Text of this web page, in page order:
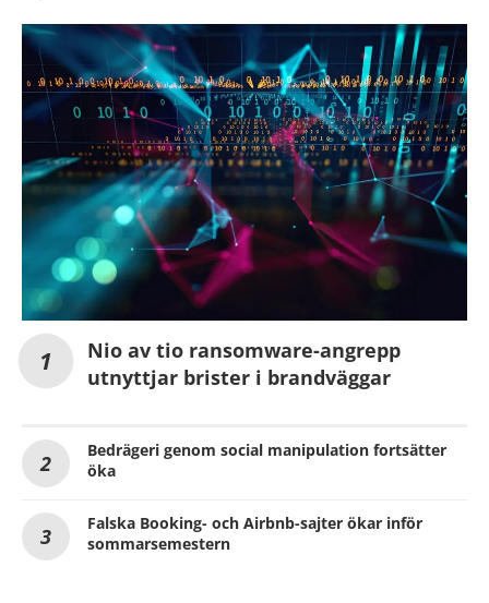
Nio av tio ransomware-angrepp
utnyttjar brister i brandväggar
Bedrägeri genom social manipulation fortsätter
öka
Falska Booking- och Airbnb-sajter ökar inför
sommarsemestern